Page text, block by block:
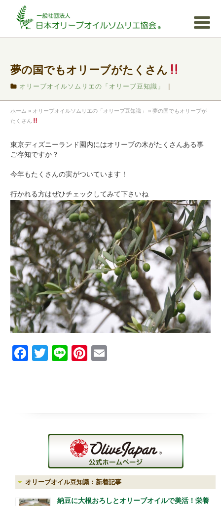
夢の国でもオリーブがたくさん
オリーブオイルソムリエの「オリーブ豆知識」
ホーム » オリーブオイルソムリエの「オリーブ豆知識」 » 夢の国でもオリーブが
たくさん
東京ディズニーランド園内にはオリーブの木がたくさんある事
ご存知ですか？
今年もたくさんの実がついています！
行かれる方はぜひチェックしてみて下さいね
Facebook
Twitter
LinePinterest
オリーブオイル豆知識：新着記事
納豆に大根おろしとオリーブオイルで美活！栄養